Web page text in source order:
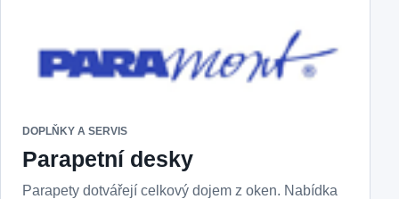
DOPLŇKY A SERVIS
Parapetní desky
Parapety dotvářejí celkový dojem z oken. Nabídka